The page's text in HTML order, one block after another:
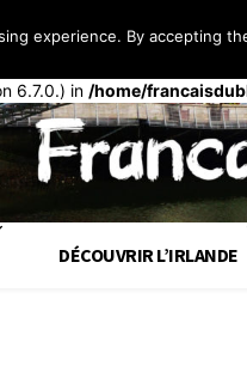
de façonincorrecte. Le
6.7.0.) in /home/
DÉCOUVRIR L’IRLANDE
experience. By accepting